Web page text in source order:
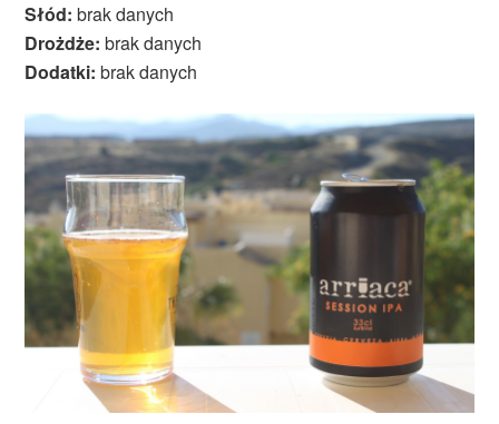
Słód: brak danych
Drożdże: brak danych
Dodatki: brak danych